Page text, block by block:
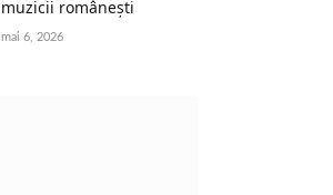
muzicii românești
mai 6, 2026